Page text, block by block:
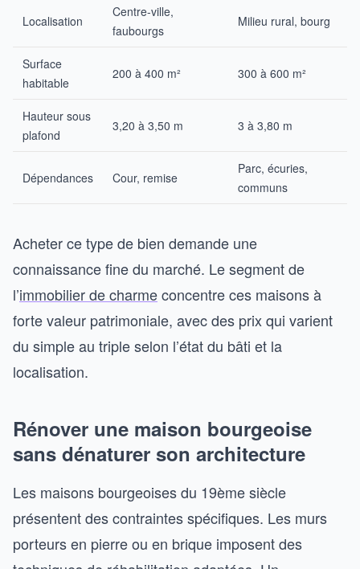
Localisation
Centre-ville,
faubourgs
Milieu rural, bourg
Surface
habitable
200 à 400 m² 300 à 600 m²
Hauteur sous
plafond
3,20 à 3,50 m 3 à 3,80 m
Dépendances Cour, remise
Parc, écuries,
communs
Acheter ce type de bien demande une
connaissance fine du marché. Le segment de
l’immobilier de charmeconcentre ces maisons à
forte valeur patrimoniale, avec des prix qui varient
du simple au triple selon l’état du bâti et la
localisation.
Rénover une maison bourgeoise
sans dénaturer son architecture
Les maisons bourgeoises du 19ème siècle
présentent des contraintes spécifiques. Les murs
porteurs en pierre ou en brique imposent des